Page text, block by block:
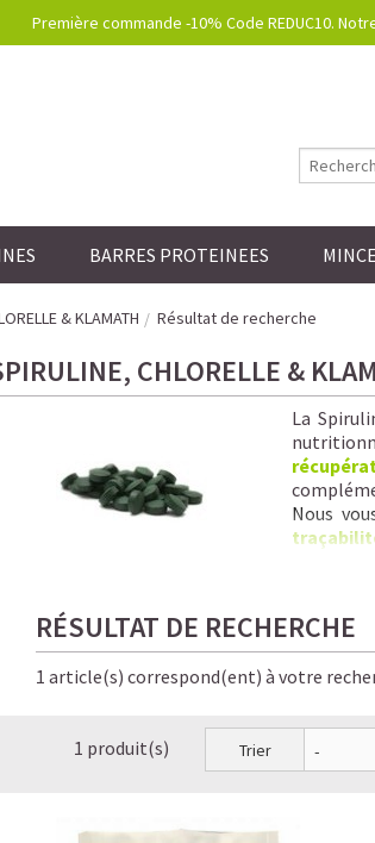
Première commande -10% Code REDUC10.
BARRES PROTEINEES
& KLAMATH Résultat de recherche
CHLORELLE &
La
Nous
RÉSULTAT DE RECHERCHE
1 article(s) correspond(ent) à votre
1 produit(s) Trier